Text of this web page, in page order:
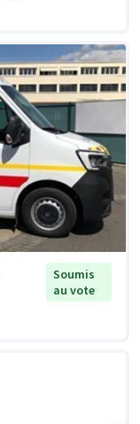
Soumis
au vote